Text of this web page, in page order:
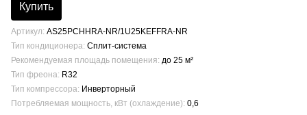
Купить
Артикул AS25PCHHRA-NR/1U25KEFFRA-NR
Тип кондиционера Сплит-система
Рекомендуемая площадь помещения до 25 м²
Тип фреона R32
Тип компрессора Инверторный
Потребляемая мощность, кВт (охлаждение) 0,6